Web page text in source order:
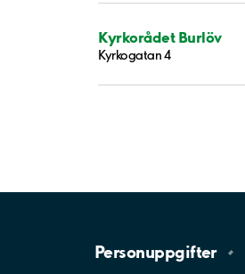
Kyrkorådet Burlöv
Kyrkogatan 4
Personuppgifter